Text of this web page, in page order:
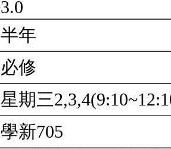
3.0
半年
必修
星期三
學新705